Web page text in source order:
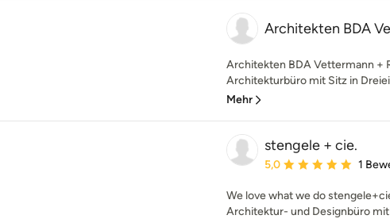
Architekten BDA
Architekten BDA Vettermann +
Architekturbüro mit Sitz in
Mehr
stengele + cie.
Durchschnittliche
5,0 1
We love what we do
Architektur- und Designbüro mit